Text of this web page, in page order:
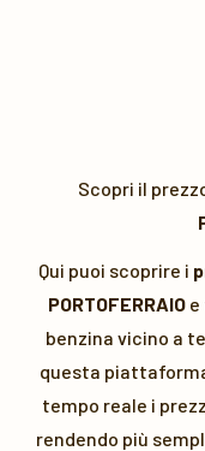
Scopri il
Qui puoi scoprire i
PORTOFERRAIOe
benzina vicino a
questa
tempo reale i
rendendo più